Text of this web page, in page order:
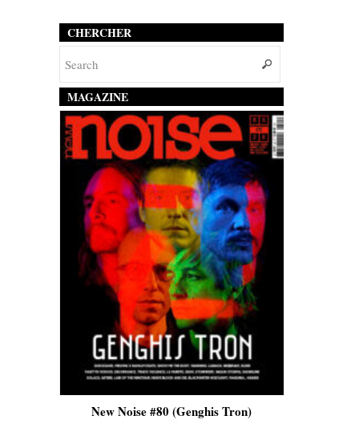
CHERCHER
MAGAZINE
New Noise #80 (Genghis Tron)